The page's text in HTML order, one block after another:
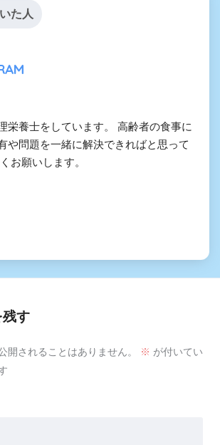
た人
栄養士をしています。 高齢者の食事に
や問題を一緒に解決できればと思って
お願いします。
残す
開されることはありません。 ※ が付いてい